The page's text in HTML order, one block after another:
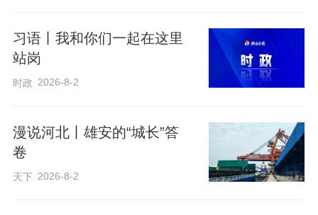
动，开展跨界河流综合治理，扎实推进“三
北”工程攻坚战，切实筑牢京津生态屏障。
要扎实做好安全生产、森林草原防灭火等
应急处置等短板，坚决防范遏制重特大事
故发生。
习语丨我和你们一起在这里
站岗
时政 2026-8-2
漫说河北丨雄安的“城长”答
卷
天下 2026-8-2